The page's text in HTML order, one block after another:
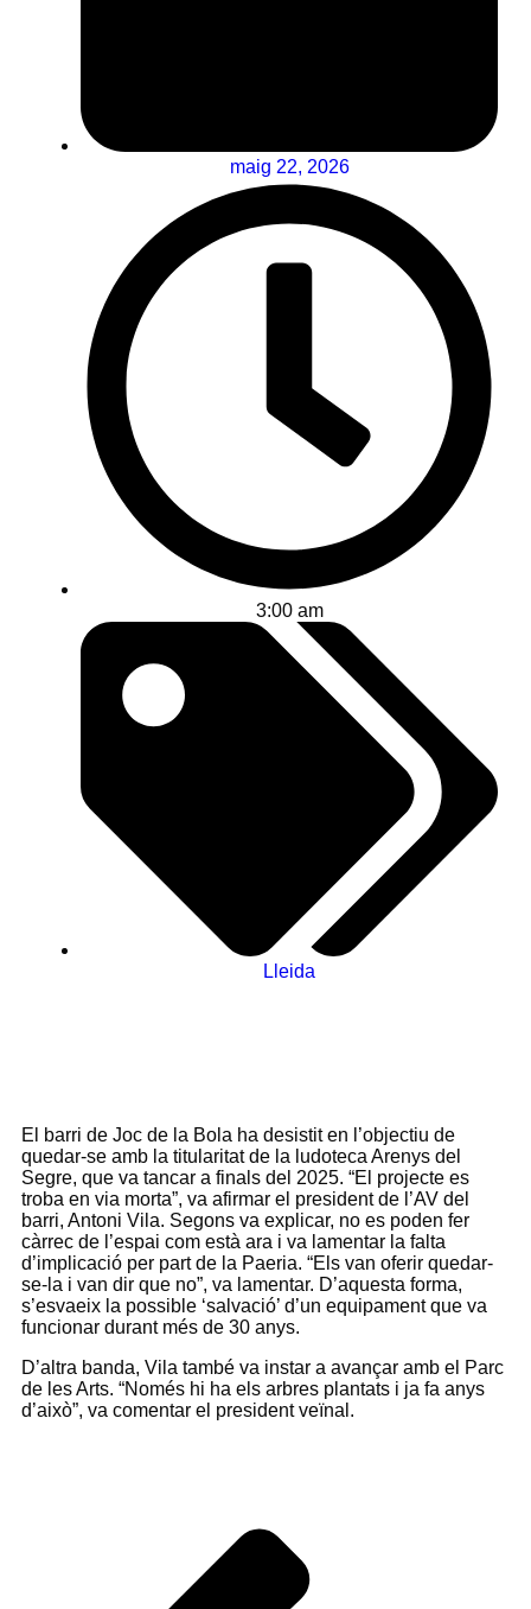
maig 22, 2026
3:00 am
Lleida
El barri de Joc de la Bola ha desistit en l’objectiu de
quedar-se amb la titularitat de la ludoteca Arenys del
Segre, que va tancar a finals del 2025. “El projecte es
troba en via morta”, va afirmar el president de l’AV del
barri, Antoni Vila. Segons va explicar, no es poden fer
càrrec de l’espai com està ara i va lamentar la falta
d’implicació per part de la Paeria. “Els van oferir quedar-
se-la i van dir que no”, va lamentar. D’aquesta forma,
s’esvaeix la possible ‘salvació’ d’un equipament que va
funcionar durant més de 30 anys.
D’altra banda, Vila també va instar a avançar amb el Parc
de les Arts. “Només hi ha els arbres plantats i ja fa anys
d’això”, va comentar el president veïnal.